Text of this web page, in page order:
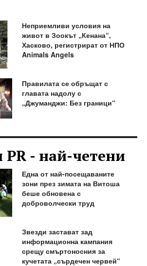
Неприемливи условия на
живот в Зоокът „Кенана“,
Хасково, регистрират от НПО
Animals Angels
Правилата се обръщат с
главата надолу с
„Джуманджи: Без граници“
- най-четени
Една от най-посещаваните
зони през зимата на Витоша
беше обновена с
доброволчески труд
Звезди застават зад
информационна кампания
срещу смъртоносния за
кучетата „сърдечен червей“